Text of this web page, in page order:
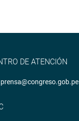
DE ATENCIÓN
prensa@congreso.gob.pe